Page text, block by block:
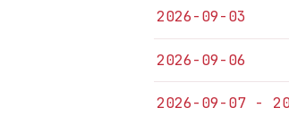
2026-09-03
2026-09-06
2026-09-07 -